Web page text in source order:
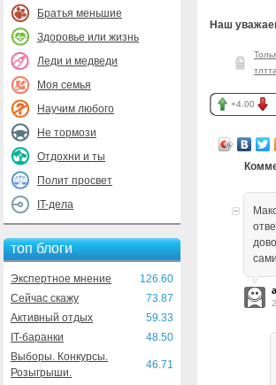
Братья меньшие
Здоровье или жизнь
Леди и медведи
Моя семья
Научим любого
Не тормози
Отдохни и ты
Полит просвет
IT-дела
топ блоги
Экспертное мнение
126.60
Сейчас скажу
73.87
Активный отдых
59.33
IT-баранки
48.50
Выборы. Конкурсы.
Розыгрыши.
46.71
Наш
+4.00